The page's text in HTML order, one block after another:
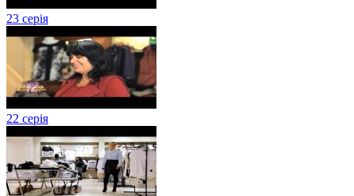
23 серія
22 серія